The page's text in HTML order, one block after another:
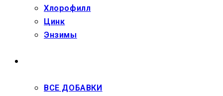
Хлорофилл
Цинк
Энзимы
ВСЕ ДОБАВКИ